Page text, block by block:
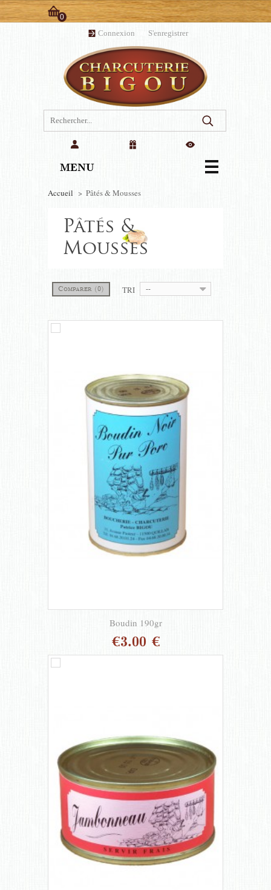
Connexion S'enregistrer
0
MENU
Accueil > Pâtés & Mousses
Pâtés &
Mousses
Comparer (0) TRI --
Boudin 190gr
€3.00 €